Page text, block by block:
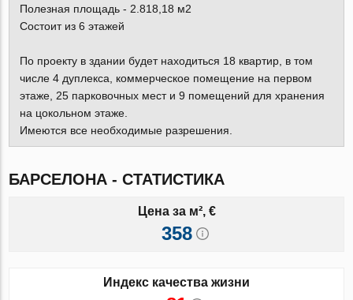
Полезная площадь - 2.818,18 м2
Состоит из 6 этажей
По проекту в здании будет находиться 18 квартир, в том
числе 4 дуплекса, коммерческое помещение на первом
этаже, 25 парковочных мест и 9 помещений для хранения
на цокольном этаже.
Имеются все необходимые разрешения.
БАРСЕЛОНА - СТАТИСТИКА
Цена за м², €
358
Индекс качества жизни